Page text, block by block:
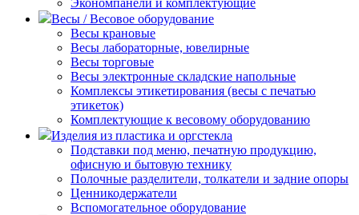
Весы / Весовое оборудование
Весы крановые
Весы лабораторные, ювелирные
Весы торговые
Весы электронные складские напольные
Комплексы этикетирования (весы с печатью
этикеток)
Комплектующие к весовому оборудованию
Изделия из пластика и оргстекла
Подставки под меню, печатную продукцию,
офисную и бытовую технику
Полочные разделители, толкатели и задние опоры
Ценникодержатели
Вспомогательное оборудование